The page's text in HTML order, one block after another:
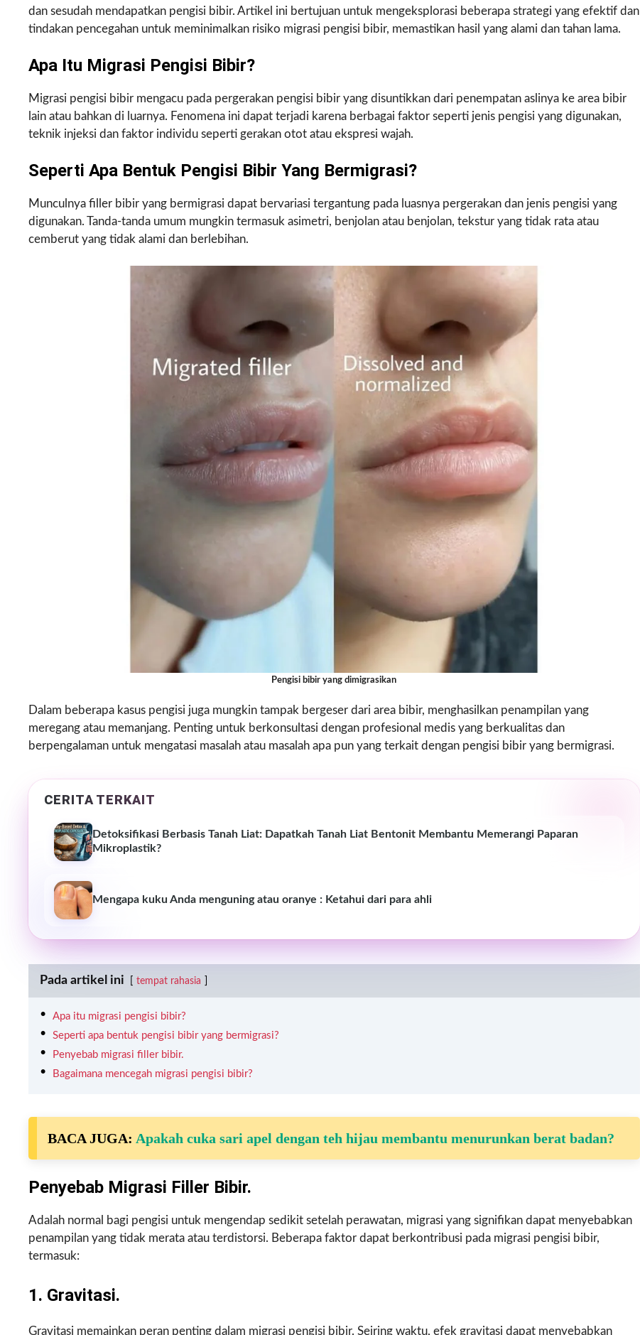
dan sesudah mendapatkan pengisi bibir. Artikel ini bertujuan untuk mengeksplorasi beberapa strategi yang efektif dan
tindakan pencegahan untuk meminimalkan risiko migrasi pengisi bibir, memastikan hasil yang alami dan tahan lama.
Apa Itu Migrasi Pengisi Bibir?
Migrasi pengisi bibir mengacu pada pergerakan pengisi bibir yang disuntikkan dari penempatan aslinya ke area bibir
lain atau bahkan di luarnya. Fenomena ini dapat terjadi karena berbagai faktor seperti jenis pengisi yang digunakan,
teknik injeksi dan faktor individu seperti gerakan otot atau ekspresi wajah.
Seperti Apa Bentuk Pengisi Bibir Yang Bermigrasi?
Munculnya filler bibir yang bermigrasi dapat bervariasi tergantung pada luasnya pergerakan dan jenis pengisi yang
digunakan. Tanda-tanda umum mungkin termasuk asimetri, benjolan atau benjolan, tekstur yang tidak rata atau
cemberut yang tidak alami dan berlebihan.
Pengisi bibir yang dimigrasikan
Dalam beberapa kasus pengisi juga mungkin tampak bergeser dari area bibir, menghasilkan penampilan yang
meregang atau memanjang. Penting untuk berkonsultasi dengan profesional medis yang berkualitas dan
berpengalaman untuk mengatasi masalah atau masalah apa pun yang terkait dengan pengisi bibir yang bermigrasi.
CERITA TERKAIT
Detoksifikasi Berbasis Tanah Liat: Dapatkah Tanah Liat Bentonit Membantu Memerangi Paparan
Mikroplastik?
Mengapa kuku Anda menguning atau oranye : Ketahui dari para ahli
Pada artikel ini tempat rahasia
Apa itu migrasi pengisi bibir?
Seperti apa bentuk pengisi bibir yang bermigrasi?
Penyebab migrasi filler bibir.
Bagaimana mencegah migrasi pengisi bibir?
BACA JUGA: Apakah cuka sari apel dengan teh hijau membantu menurunkan berat badan?
Penyebab Migrasi Filler Bibir.
Adalah normal bagi pengisi untuk mengendap sedikit setelah perawatan, migrasi yang signifikan dapat menyebabkan
penampilan yang tidak merata atau terdistorsi. Beberapa faktor dapat berkontribusi pada migrasi pengisi bibir,
termasuk:
1. Gravitasi.
Gravitasi memainkan peran penting dalam migrasi pengisi bibir. Seiring waktu, efek gravitasi dapat menyebabkan